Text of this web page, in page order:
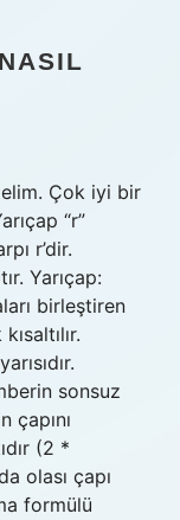
Çok iyi bir
“r”
r’dir.
Yarıçap:
birleştiren
sonsuz
çapını
(2 *
olası çapı
formülü